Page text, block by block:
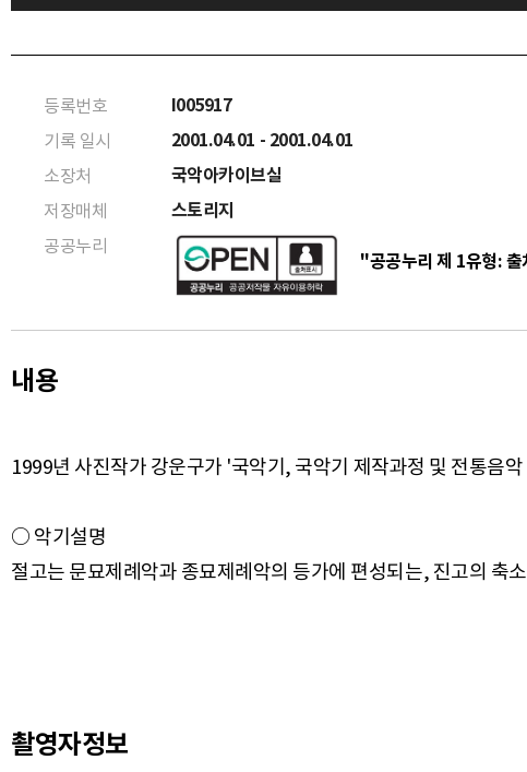
등록번호 I005917
기록 일시 2001.04.01 - 2001.04.01
소장처 국악아카이브실
저장매체 스토리지
공공누리
"공공누리 제 1유형:
내용
1999년 사진작가 강운구가 '국악기, 국악기 제작과정 및 전통음
○ 악기설명
촬영자정보